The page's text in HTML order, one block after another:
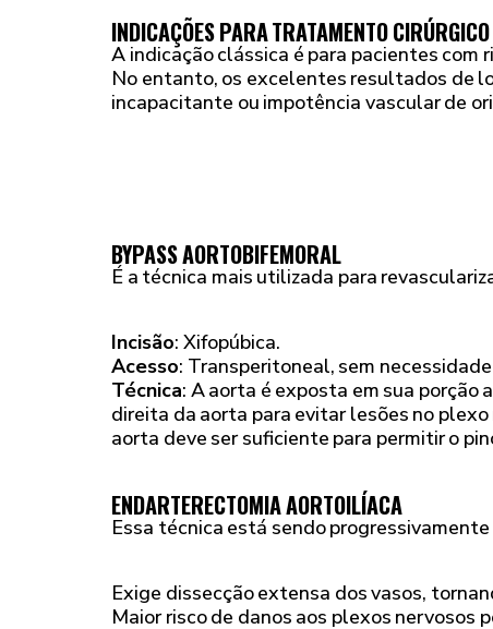
INDICAÇÕES PARA TRATAMENTO CIRÚRGICO
A indicação clássica é para pacientes com
No entanto, os excelentes resultados de
incapacitante ou impotência vascular de
BYPASS AORTOBIFEMORAL
É a técnica mais utilizada para
Incisão: Xifopúbica.
Acesso: Transperitoneal, sem
Técnica: A aorta é exposta em sua
direita da aorta para evitar lesões no
aorta deve ser suficiente para permitir o
ENDARTERECTOMIA AORTOILÍACA
Essa técnica está sendo
Exige dissecção extensa dos vasos,
Maior risco de danos aos plexos nervosos